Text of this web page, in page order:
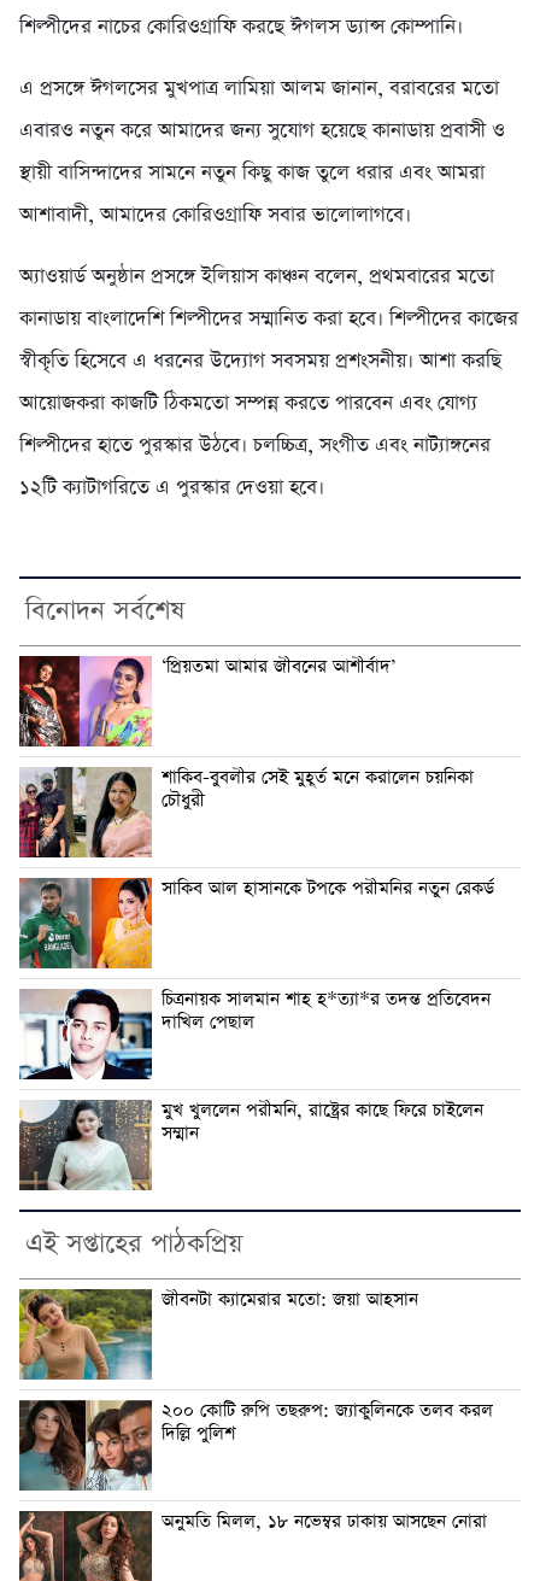
শিল্পীদের নাচের কোরিওগ্রাফি করছে ঈগলস ড্যান্স কোম্পানি।
এ প্রসঙ্গে ঈগলসের মুখপাত্র লামিয়া আলম জানান, বরাবরের মতো
এবারও নতুন করে আমাদের জন্য সুযোগ হয়েছে কানাডায় প্রবাসী ও
স্থায়ী বাসিন্দাদের সামনে নতুন কিছু কাজ তুলে ধরার এবং আমরা
আশাবাদী, আমাদের কোরিওগ্রাফি সবার ভালোলাগবে।
অ্যাওয়ার্ড অনুষ্ঠান প্রসঙ্গে ইলিয়াস কাঞ্চন বলেন, প্রথমবারের মতো
কানাডায় বাংলাদেশি শিল্পীদের সম্মানিত করা হবে। শিল্পীদের কাজের
স্বীকৃতি হিসেবে এ ধরনের উদ্যোগ সবসময় প্রশংসনীয়। আশা করছি
আয়োজকরা কাজটি ঠিকমতো সম্পন্ন করতে পারবেন এবং যোগ্য
শিল্পীদের হাতে পুরস্কার উঠবে। চলচ্চিত্র, সংগীত এবং নাট্যাঙ্গনের
১২টি ক্যাটাগরিতে এ পুরস্কার দেওয়া হবে।
বিনোদন সর্বশেষ
‘প্রিয়তমা আমার জীবনের আশীর্বাদ’
শাকিব-বুবলীর সেই মুহূর্ত মনে করালেন চয়নিকা
চৌধুরী
সাকিব আল হাসানকে টপকে পরীমনির নতুন রেকর্ড
চিত্রনায়ক সালমান শাহ হ*ত্যা*র তদন্ত প্রতিবেদন
দাখিল পেছাল
মুখ খুললেন পরীমনি, রাষ্ট্রের কাছে ফিরে চাইলেন
সম্মান
এই সপ্তাহের পাঠকপ্রিয়
জীবনটা ক্যামেরার মতো: জয়া আহসান
২০০ কোটি রুপি তছরুপ: জ্যাকুলিনকে তলব করল
দিল্লি পুলিশ
অনুমতি মিলল, ১৮ নভেম্বর ঢাকায় আসছেন নোরা